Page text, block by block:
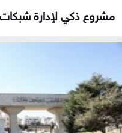
مشروع ذكي لإدارة شبكات